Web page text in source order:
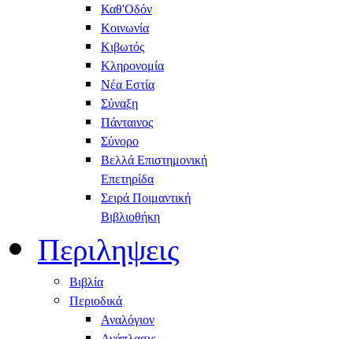
Καθ'Οδόν
Κοινωνία
Κιβωτός
Κληρονομία
Νέα Εστία
Σύναξη
Πάνταινος
Σύνορο
Βελλά Επιστημονική
Επετηρίδα
Σειρά Ποιμαντική
Βιβλιοθήκη
Περιληψεις
Βιβλία
Περιοδικά
Αναλόγιον